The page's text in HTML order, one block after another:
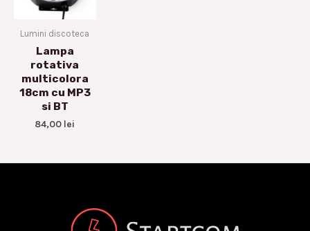
Lumini discoteca
Lampa
rotativa
multicolora
18cm cu MP3
si BT
84,00 lei